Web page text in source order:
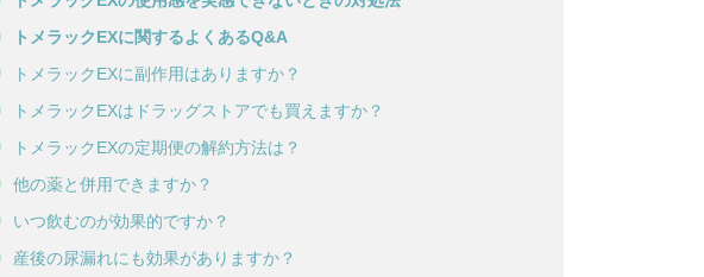
トメラックEXに関するよくあるQ&A
トメラックEXに副作用はありますか？
トメラックEXはドラッグストアでも買えますか？
トメラックEXの定期便の解約方法は？
他の薬と併用できますか？
いつ飲むのが効果的ですか？
産後の尿漏れにも効果がありますか？